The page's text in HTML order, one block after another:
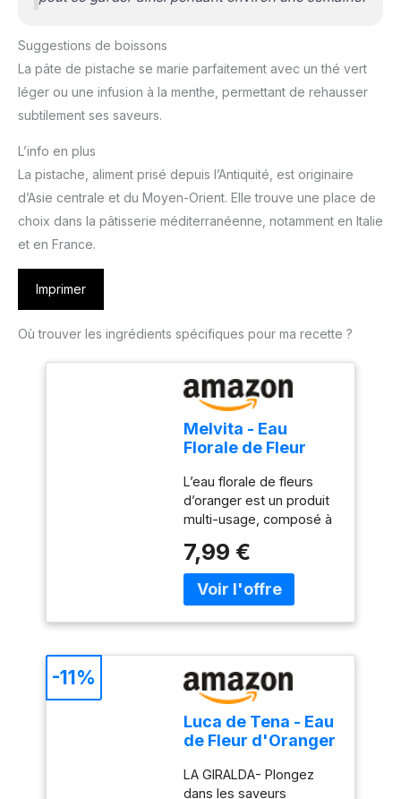
Suggestions de boissons
La pâte de pistache se marie parfaitement avec un thé vert
léger ou une infusion à la menthe, permettant de rehausser
subtilement ses saveurs.
L’info en plus
La pistache, aliment prisé depuis l’Antiquité, est originaire
d’Asie centrale et du Moyen-Orient. Elle trouve une place de
choix dans la pâtisserie méditerranéenne, notamment en Italie
et en France.
Imprimer
Où trouver les ingrédients spécifiques pour ma recette ?
Melvita - Eau
Florale de Fleur
Brumisateur-
200ml
L’eau florale de fleurs
d’oranger est un produit
multi-usage, composé à
d’origine naturelle, qui
peut s’appliquer à tout
moment de la journée
lotion tonique, à l’odeur
douce et délicatement
fruitée, est obtenue par
distillation à la vapeur
d'eau des fleurs fraiches
de Citrus aurantium
processus, cette eau
7,99 €
Luca de Tena - Eau
de Fleur d'Oranger
Giralda - Arôme
LA GIRALDA- Plongez
dans les saveurs
-11%